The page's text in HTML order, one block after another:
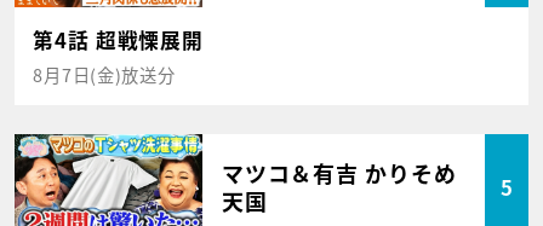
第4話 超戦慄展開
8月7日(金)放送分
マツコ＆有吉 かりそめ
天国
5